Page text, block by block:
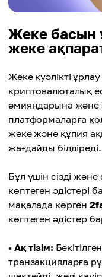
Жеке басын
жеке
Жеке куәлікті
криптовалюталық
әмияндарына және
платформаларға
жеке және құпия
жағдайды білдіреді.
Бұл үшін сізді және
көптеген әдістері
мақалада көрген
көптеген әдістер
• Ақ тізім:
транзакцияларға